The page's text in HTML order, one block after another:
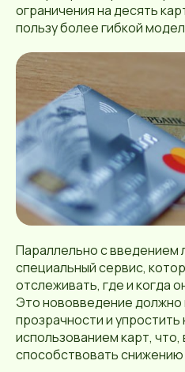
ограничения на десять
пользу более гибкой
Параллельно с введением
специальный сервис,
отслеживать, где и когда
Это нововведение должно
прозрачности и упростить
использованием карт,
способствовать